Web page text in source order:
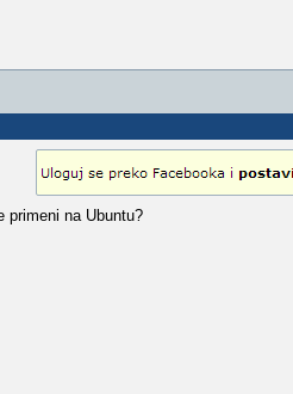
primeni na Ubuntu?